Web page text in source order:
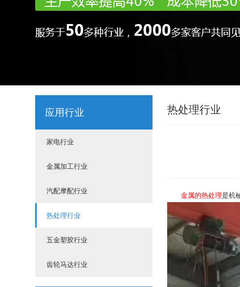
应用行业
家电行业
金属加工行业
汽配摩配行业
热处理行业
五金塑胶行业
齿轮马达行业
热处理行业
金属的热处理是机